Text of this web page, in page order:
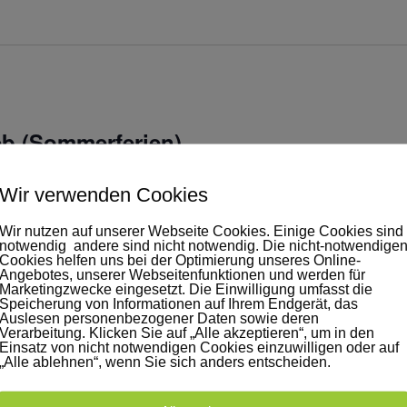
(Sommerferien)
Wir verwenden Cookies
Wir nutzen auf unserer Webseite Cookies. Einige Cookies sind
notwendig andere sind nicht notwendig. Die nicht-notwendigen
Cookies helfen uns bei der Optimierung unseres Online-
Angebotes, unserer Webseitenfunktionen und werden für
Marketingzwecke eingesetzt. Die Einwilligung umfasst die
Speicherung von Informationen auf Ihrem Endgerät, das
Auslesen personenbezogener Daten sowie deren
Verarbeitung. Klicken Sie auf „Alle akzeptieren“, um in den
Einsatz von nicht notwendigen Cookies einzuwilligen oder auf
„Alle ablehnen“, wenn Sie sich anders entscheiden.